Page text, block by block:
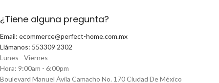
¿Tiene alguna pregunta?
Email: ecommerce@perfect-home.com.mx
Llámanos: 553309 2302
Lunes - Viernes
Hora: 9:00am - 6:00pm
Boulevard Manuel Ávila Camacho No. 170 Ciudad De México